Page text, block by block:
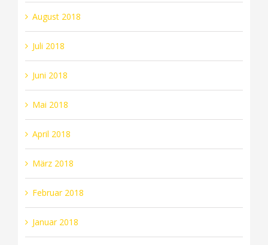
August 2018
Juli 2018
Juni 2018
Mai 2018
April 2018
März 2018
Februar 2018
Januar 2018